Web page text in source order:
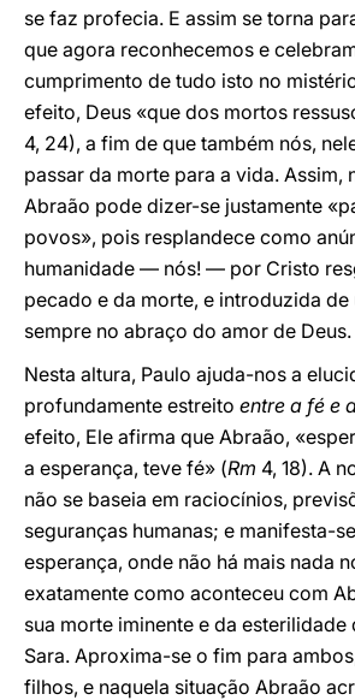
se faz profecia. E assim se torna
que agora reconhecemos e
cumprimento de tudo isto no
efeito, Deus «que dos mortos
4, 24), a fim de que também nós,
passar da morte para a vida. Assim,
Abraão pode dizer-se justamente
povos», pois resplandece como
humanidade — nós! — por Cristo
pecado e da morte, e introduzida de
sempre no abraço do amor de Deus.
Nesta altura, Paulo ajuda-nos a
profundamente estreito entre a fé e
efeito, Ele afirma que Abraão,
a esperança, teve fé» (Rm 4, 18). A
não se baseia em raciocínios,
seguranças humanas; e manifesta-
esperança, onde não há mais nada
exatamente como aconteceu com
sua morte iminente e da esterilidade
Sara. Aproxima-se o fim para
filhos, e naquela situação Abraão